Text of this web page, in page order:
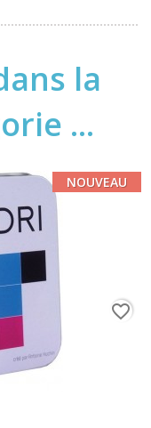
la
...
NOUVEAU
favorite_border